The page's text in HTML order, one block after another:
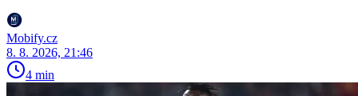
Mobify.cz
8. 8. 2026, 21:46
4 min